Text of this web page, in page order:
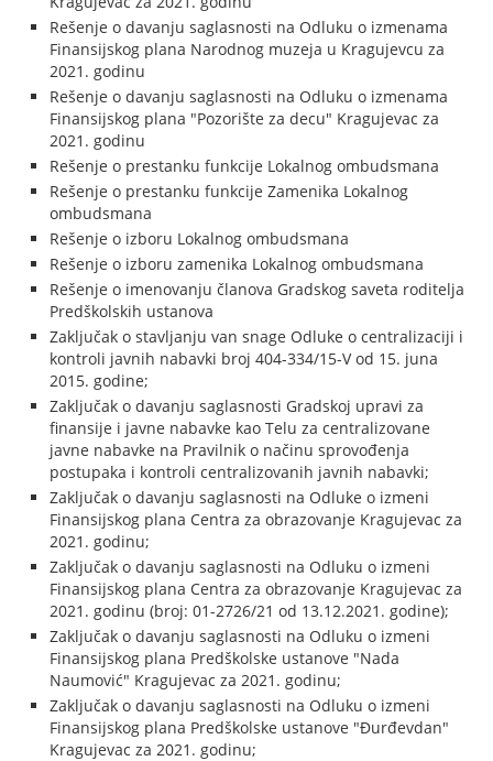
Rešenje o davanju saglasnosti na Odluku o izmenama
Finansijskog plana Narodnog muzeja u Kragujevcu za
2021. godinu
Rešenje o davanju saglasnosti na Odluku o izmenama
Finansijskog plana "Pozorište za decu" Kragujevac za
2021. godinu
Rešenje o prestanku funkcije Lokalnog ombudsmana
Rešenje o prestanku funkcije Zamenika Lokalnog
ombudsmana
Rešenje o izboru Lokalnog ombudsmana
Rešenje o izboru zamenika Lokalnog ombudsmana
Rešenje o imenovanju članova Gradskog saveta roditelja
Predškolskih ustanova
Zaključak o stavljanju van snage Odluke o centralizaciji i
kontroli javnih nabavki broj 404-334/15-V od 15. juna
2015. godine;
Zaključak o davanju saglasnosti Gradskoj upravi za
finansije i javne nabavke kao Telu za centralizovane
javne nabavke na Pravilnik o načinu sprovođenja
postupaka i kontroli centralizovanih javnih nabavki;
Zaključak o davanju saglasnosti na Odluke o izmeni
Finansijskog plana Centra za obrazovanje Kragujevac za
2021. godinu;
Zaključak o davanju saglasnosti na Odluku o izmeni
Finansijskog plana Centra za obrazovanje Kragujevac za
2021. godinu (broj: 01-2726/21 od 13.12.2021. godine);
Zaključak o davanju saglasnosti na Odluku o izmeni
Finansijskog plana Predškolske ustanove "Nada
Naumović" Kragujevac za 2021. godinu;
Zaključak o davanju saglasnosti na Odluku o izmeni
Finansijskog plana Predškolske ustanove "Đurđevdan"
Kragujevac za 2021. godinu;